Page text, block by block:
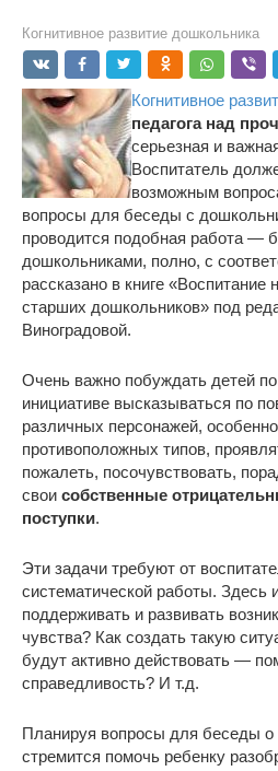
Когнитивное развитие дошкольника
Когнитивное
педагога над
серьезная и
Воспитатель
возможным
вопросы для беседы с
проводится подобная работа —
дошкольниками, полно, с
рассказано в книге «Воспитание
старших дошкольников» под
Виноградовой.
Очень важно побуждать детей
инициативе высказываться по
различных персонажей,
противоположных типов,
пожалеть, посочувствовать,
свои собственные
поступки.
Эти задачи требуют от
систематической работы. Здесь
поддерживать и развивать
чувства? Как создать такую
будут активно действовать —
справедливость? И т.д.
Планируя вопросы для беседы о
стремится помочь ребенку